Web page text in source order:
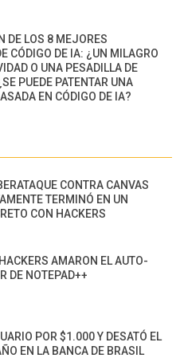
DE LOS 8 MEJORES
CÓDIGO DE IA: ¿UN MILAGRO
O UNA PESADILLA DE
PUEDE PATENTAR UNA
EN CÓDIGO DE IA?
CONTRA CANVAS
TERMINÓ EN UN
CON HACKERS
AMARON EL AUTO-
DE NOTEPAD++
POR $1.000 Y DESATÓ EL
EN LA BANCA DE BRASIL